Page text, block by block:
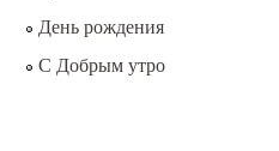
День рождения
С Добрым утро